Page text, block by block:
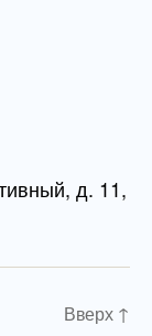
д. 11,
Вверх ↑